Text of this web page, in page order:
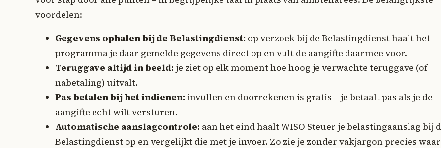
voordelen:
Gegevens ophalen bij de Belastingdienst: op verzoek bij de Belastingdienst haalt het
programma je daar gemelde gegevens direct op en vult de aangifte daarmee voor.
Teruggave altijd in beeld: je ziet op elk moment hoe hoog je verwachte teruggave (of
nabetaling) uitvalt.
Pas betalen bij het indienen: invullen en doorrekenen is gratis – je betaalt pas als je de
aangifte echt wilt versturen.
Automatische aanslagcontrole: aan het eind haalt WISO Steuer je belastingaanslag bij
Belastingdienst op en vergelijkt die met je invoer. Zo zie je zonder vakjargon precies